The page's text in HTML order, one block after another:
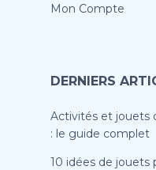
Mon Compte
DERNIERS
Activités et jouets
: le guide complet
10 idées de jouets